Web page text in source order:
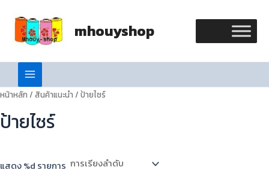
content
mhouyshop
Menu
หน้าหลัก / สินค้าแนะนำ / ป้ายไซร์
ป้ายไซร์
แสดง %d รายการ